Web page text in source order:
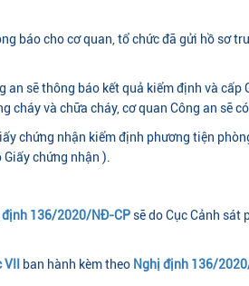
báo cho cơ quan, tổ chức đã gửi hồ sơ
sẽ thông báo kết quả kiểm định và
và chữa cháy, cơ quan Công an sẽ
chứng nhận kiểm định phương tiện
chứng nhận ).
định 136/2020/NĐ-CPsẽ do Cục Cảnh sát
ban hành kèm theo Nghị định 136/